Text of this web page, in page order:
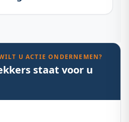
U ACTIE ONDERNEMEN?
staat voor u